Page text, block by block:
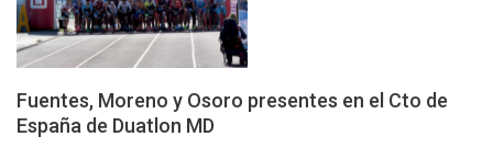
Fuentes, Moreno y Osoro presentes en el Cto de
España de Duatlon MD